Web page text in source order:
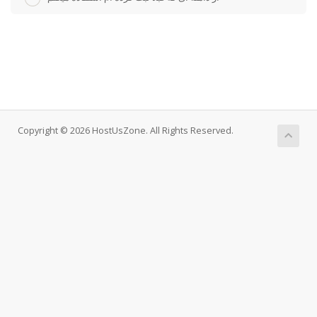
Copyright © 2026 HostUsZone. All Rights Reserved.